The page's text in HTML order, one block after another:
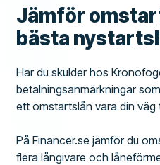
Jämför
bästa
Har du skulder hos
betalningsanmärkningar
ett omstartslån vara din väg
På Financer.se jämför du
flera långivare och